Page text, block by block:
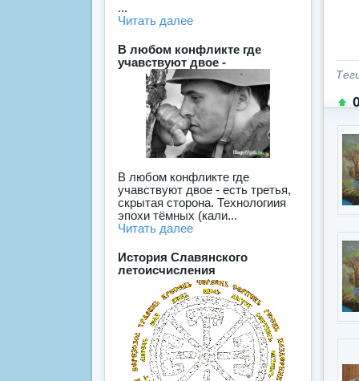
...
Читать далее
В любом конфликте где
учавствуют двое -
В любом конфликте где
учавствуют двое - есть третья,
скрытая сторона. Технологиия
эпохи тёмных (кали...
Читать далее
История Славянского
летоисчисления